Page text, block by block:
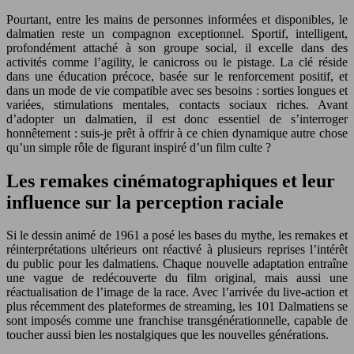
Pourtant, entre les mains de personnes informées et disponibles, le
dalmatien reste un compagnon exceptionnel. Sportif, intelligent,
profondément attaché à son groupe social, il excelle dans des
activités comme l’agility, le canicross ou le pistage. La clé réside
dans une éducation précoce, basée sur le renforcement positif, et
dans un mode de vie compatible avec ses besoins : sorties longues et
variées, stimulations mentales, contacts sociaux riches. Avant
d’adopter un dalmatien, il est donc essentiel de s’interroger
honnêtement : suis-je prêt à offrir à ce chien dynamique autre chose
qu’un simple rôle de figurant inspiré d’un film culte ?
Les remakes cinématographiques et leur
influence sur la perception raciale
Si le dessin animé de 1961 a posé les bases du mythe, les remakes et
réinterprétations ultérieurs ont réactivé à plusieurs reprises l’intérêt
du public pour les dalmatiens. Chaque nouvelle adaptation entraîne
une vague de redécouverte du film original, mais aussi une
réactualisation de l’image de la race. Avec l’arrivée du live-action et
plus récemment des plateformes de streaming, les 101 Dalmatiens se
sont imposés comme une franchise transgénérationnelle, capable de
toucher aussi bien les nostalgiques que les nouvelles générations.